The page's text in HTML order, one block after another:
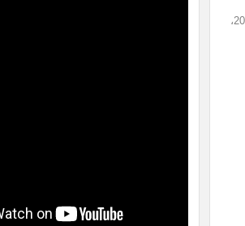
خاض التايكوندو الشمساوي، خطة التدريب التجريبي للاعداد الفني و المهاري للكروجي للاعبين و اللاعبات مواليد 2007 ومن قبلها 2008 ،2009،